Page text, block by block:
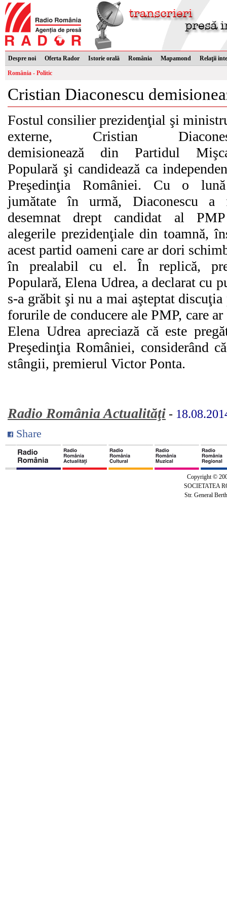
Despre noi Oferta Rador Istorie orală România Mapamond Relaţii
România - Politic
Cristian Diaconescu
Fostul consilier prezidenţial şi
externe, Cristian
demisionează din Partidul
Populară şi candidează ca
Preşedinţia României. Cu o
jumătate în urmă, Diaconescu a
desemnat drept candidat al
alegerile prezidenţiale din toamnă,
acest partid oameni care ar dori
în prealabil cu el. În replică,
Populară, Elena Udrea, a declarat cu
s-a grăbit şi nu a mai aşteptat
forurile de conducere ale PMP, care
Elena Udrea apreciază că este
Preşedinţia României, considerând
stângii, premierul Victor Ponta.
Radio România Actualităţi -
Share
Copyright ©
SOCIETATEA
Str. General